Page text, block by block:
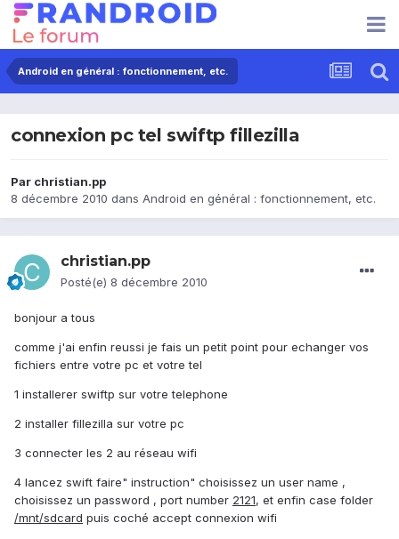
Android en général : fonctionnement, etc.
connexion pc tel swiftp fillezilla
Par christian.pp
8 décembre 2010 dans Android en général : fonctionnement, etc.
christian.pp
Posté(e) 8 décembre 2010
bonjour a tous
comme j'ai enfin reussi je fais un petit point pour echanger vos
fichiers entre votre pc et votre tel
1 installerer swiftp sur votre telephone
2 installer fillezilla sur votre pc
3 connecter les 2 au réseau wifi
4 lancez swift faire" instruction" choisissez un user name ,
choisissez un password , port number 2121, et enfin case folder
/mnt/sdcard puis coché accept connexion wifi